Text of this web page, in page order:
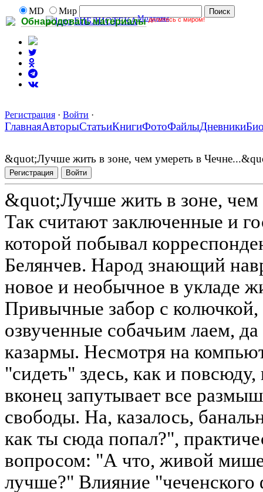
Обнародовать материалы делитесь с миром!
MD
Мир
БИБЛИОТЕКАМолдовы
Регистрация · Войти ·
ГлавнаяАвторыСтатьиКнигиФотоФайлыДневники
&quot;Лучше жить в зоне, чем умереть в
Регистрация Войти
&quot;Лучше жить в зоне,
Так считают заключенные и
которой побывал
Белянчев. Народ знающий
новое и необычное в укладе
Привычные забор с колючкой,
озвученные собачьим лаем,
казармы. Несмотря на
"сидеть" здесь, как и
вконец запутывает все
свободы. На, казалось,
как ты сюда попал?",
вопросом: "А что, живой
лучше?" Влияние "чеченского